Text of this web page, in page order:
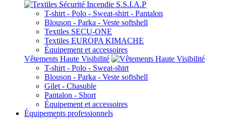
T-shirt - Polo - Sweat-shirt - Pantalon
Blouson - Parka - Veste softshell
Textiles SECU-ONE
Textiles EUROPA KIMACHE
Équipement et accessoires
Vêtements Haute Visibilité
T-shirt - Polo - Sweat-shirt
Blouson - Parka - Veste softshell
Gilet - Chasuble
Pantalon - Short
Équipement et accessoires
Équipements professionnels